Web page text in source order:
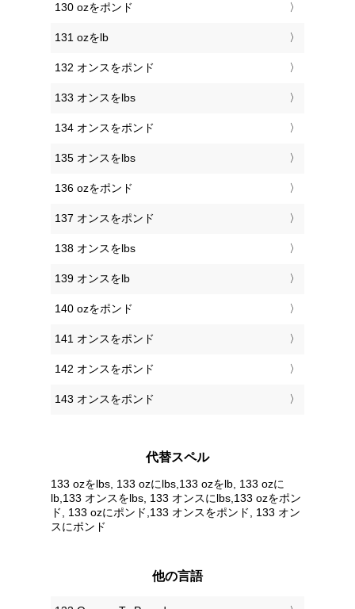
130 ozをポンド
131 ozをlb
132 オンスをポンド
133 オンスをlbs
134 オンスをポンド
135 オンスをlbs
136 ozをポンド
137 オンスをポンド
138 オンスをlbs
139 オンスをlb
140 ozをポンド
141 オンスをポンド
142 オンスをポンド
143 オンスをポンド
代替スペル
133 ozをlbs, 133 ozにlbs,133 ozをlb, 133 ozに
lb,133 オンスをlbs, 133 オンスにlbs,133 ozをポン
ド, 133 ozにポンド,133 オンスをポンド, 133 オン
スにポンド
他の言語